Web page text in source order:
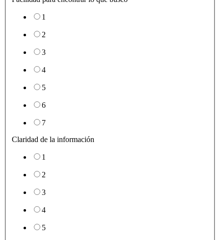
1
2
3
4
5
6
7
Claridad de la información
1
2
3
4
5